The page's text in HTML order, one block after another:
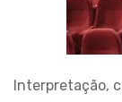
Interpretação,